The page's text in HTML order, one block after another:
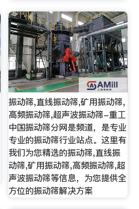
振动筛,直线振动筛,矿用振动筛,
高频振动筛,超声波振动筛-重工
中国振动筛分网是频道，是专业
专业的振动筛行业站点。这里有
我们为您精选的振动筛,直线振
动筛,矿用振动筛,高频振动筛,超
声波振动筛等信息，为您提供全
方位的振动筛解决方案